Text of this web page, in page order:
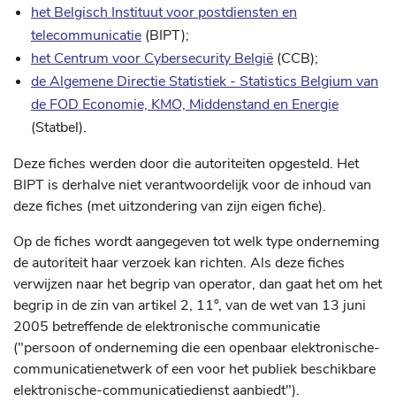
het Belgisch Instituut voor postdiensten en
telecommunicatie (BIPT);
het Centrum voor Cybersecurity België (CCB);
de Algemene Directie Statistiek - Statistics Belgium van
de FOD Economie, KMO, Middenstand en Energie
(Statbel).
Deze fiches werden door die autoriteiten opgesteld. Het
BIPT is derhalve niet verantwoordelijk voor de inhoud van
deze fiches (met uitzondering van zijn eigen fiche).
Op de fiches wordt aangegeven tot welk type onderneming
de autoriteit haar verzoek kan richten. Als deze fiches
verwijzen naar het begrip van operator, dan gaat het om het
begrip in de zin van artikel 2, 11°, van de wet van 13 juni
2005 betreffende de elektronische communicatie
("persoon of onderneming die een openbaar elektronische-
communicatienetwerk of een voor het publiek beschikbare
elektronische-communicatiedienst aanbiedt").